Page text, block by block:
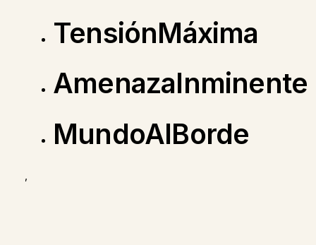
TensiónMáxima
AmenazaInminente
MundoAlBorde
,